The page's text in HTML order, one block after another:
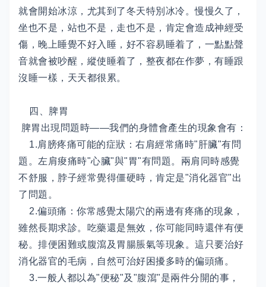
就會開始冰涼，尤其到了冬天特別冰冷。慢慢久了，
坐也不是，站也不是，走也不是，肯定會造成神經受
傷，晚上睡覺不好入睡，好不容易睡着了，一點點聲
音就會被吵醒，縱使睡着了，整夜都在作夢，有睡跟
沒睡一樣，天天都很累。
四、脾胃
脾胃出現問題時——我們的身體會產生的現象會有：
1.肩膀疼痛可能的症狀：右肩經常痛時"肝臟"有問
題。左肩痠痛時"心臟"與"胃"有問題。兩肩同時感覺
不舒服，脖子經常覺得僵硬時，肯定是"消化器官"出
了問題。
2.偏頭痛：你常感覺太陽穴的兩邊有疼痛的現象，
雖然長期求診。吃藥還是無效，你可能同時還伴有便
秘。排便困難或腹瀉及胃腸脹氣等現象。這只要治好
消化器官的毛病，自然可治好困擾多時的偏頭痛。
3.一般人都以為"便秘"及"腹瀉"是兩件分開的事，